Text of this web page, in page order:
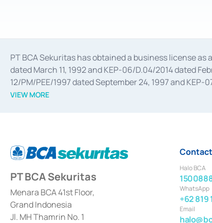
PT BCA Sekuritas has obtained a business license
dated March 11, 1992 and KEP-06/D.04/2014 dated
12/PM/PEE/1997 dated September 24, 1997 and
divestments, and joint ventures based on the decree
Settlement of Commercial Paper Transactions whose
VIEW MORE
PT BCA Sekuritas
Menara BCA 41st Floor,
Grand Indonesia
Jl. MH Thamrin No. 1
Halo BCA
WhatsApp
+62 819
Email